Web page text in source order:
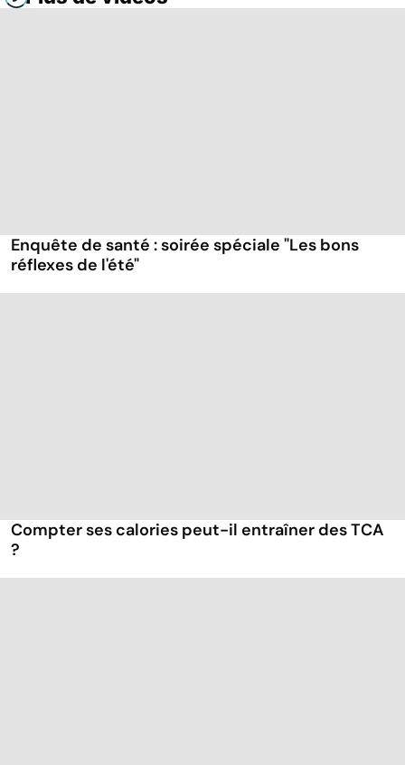
Enquête de santé : soirée spéciale "Les bons
réflexes de l'été"
Compter ses calories peut-il entraîner des TCA
?